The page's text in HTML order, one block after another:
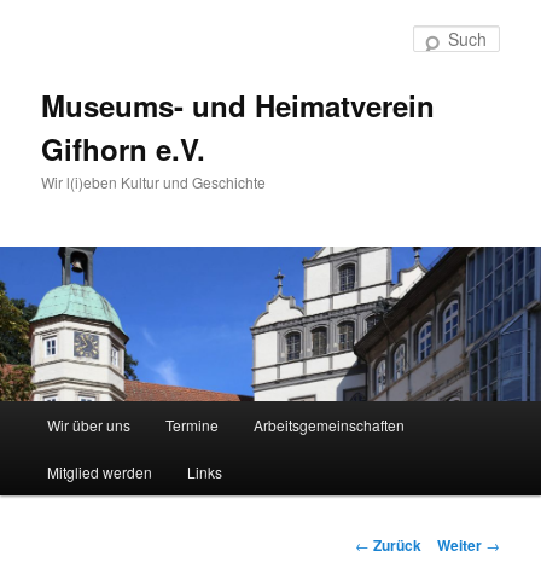
Museums- und Heimatverein
Gifhorn e.V.
Wir l(i)eben Kultur und Geschichte
Zum
Inhalt
Wir über uns Termine Arbeitsgemeinschaften
Mitglied werden Links
Beitrags-
← Zurück Weiter →